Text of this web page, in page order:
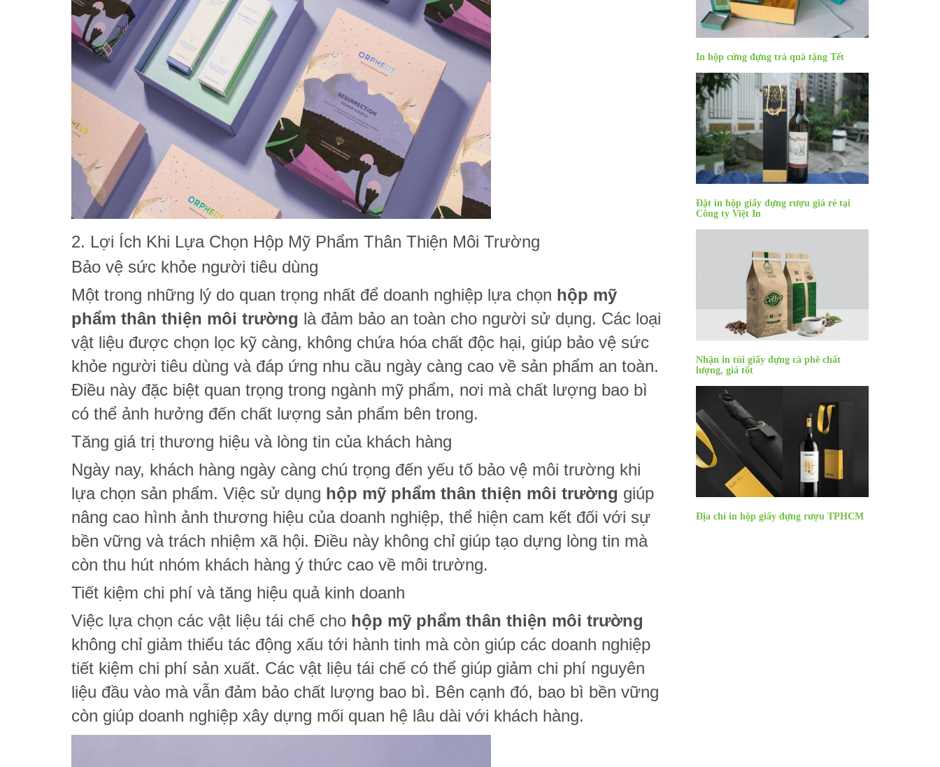
2. Lợi Ích Khi Lựa Chọn Hộp Mỹ Phẩm Thân Thiện Môi Trường
Bảo vệ sức khỏe người tiêu dùng
Một trong những lý do quan trọng nhất để doanh nghiệp lựa chọn hộp mỹ
phẩm thân thiện môi trường là đảm bảo an toàn cho người sử dụng. Các loại
vật liệu được chọn lọc kỹ càng, không chứa hóa chất độc hại, giúp bảo vệ sức
khỏe người tiêu dùng và đáp ứng nhu cầu ngày càng cao về sản phẩm an toàn.
Điều này đặc biệt quan trọng trong ngành mỹ phẩm, nơi mà chất lượng bao bì
có thể ảnh hưởng đến chất lượng sản phẩm bên trong.
Tăng giá trị thương hiệu và lòng tin của khách hàng
Ngày nay, khách hàng ngày càng chú trọng đến yếu tố bảo vệ môi trường khi
lựa chọn sản phẩm. Việc sử dụng hộp mỹ phẩm thân thiện môi trường giúp
nâng cao hình ảnh thương hiệu của doanh nghiệp, thể hiện cam kết đối với sự
bền vững và trách nhiệm xã hội. Điều này không chỉ giúp tạo dựng lòng tin mà
còn thu hút nhóm khách hàng ý thức cao về môi trường.
Tiết kiệm chi phí và tăng hiệu quả kinh doanh
Việc lựa chọn các vật liệu tái chế cho hộp mỹ phẩm thân thiện môi trường
không chỉ giảm thiểu tác động xấu tới hành tinh mà còn giúp các doanh nghiệp
tiết kiệm chi phí sản xuất. Các vật liệu tái chế có thể giúp giảm chi phí nguyên
liệu đầu vào mà vẫn đảm bảo chất lượng bao bì. Bên cạnh đó, bao bì bền vững
còn giúp doanh nghiệp xây dựng mối quan hệ lâu dài với khách hàng.
In hộp cứng đựng trà quà tặng Tết
Đặt in hộp giấy đựng rượu giá rẻ tại
Công ty Việt In
Nhận in túi giấy đựng cà phê chất
lượng, giá tốt
Địa chỉ in hộp giấy đựng rượu TPHCM